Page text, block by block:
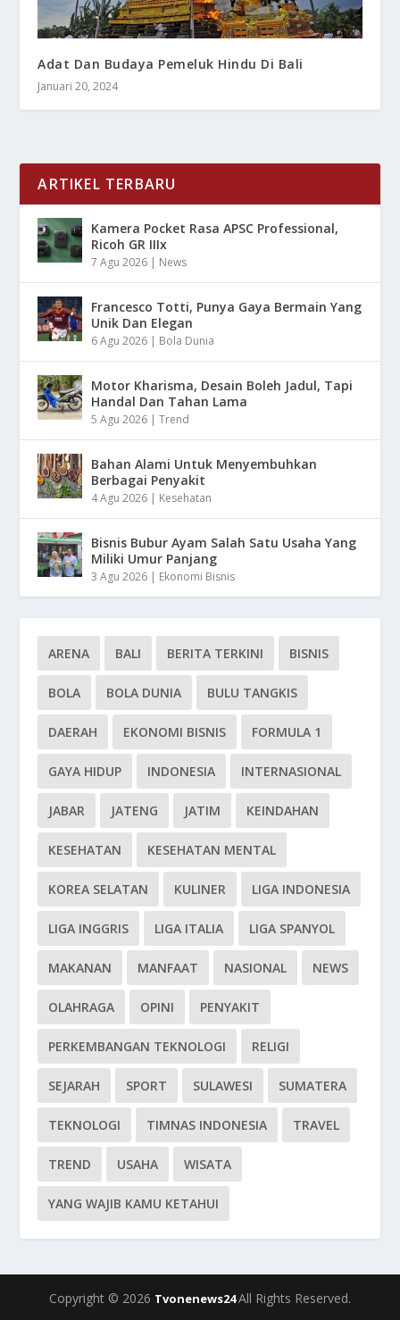
Adat Dan Budaya Pemeluk Hindu Di Bali
Januari 20, 2024
ARTIKEL TERBARU
Kamera Pocket Rasa APSC Professional,
Ricoh GR IIIx
7 Agu 2026 | News
Francesco Totti, Punya Gaya Bermain Yang
Unik Dan Elegan
6 Agu 2026 | Bola Dunia
Motor Kharisma, Desain Boleh Jadul, Tapi
Handal Dan Tahan Lama
5 Agu 2026 |Trend
Bahan Alami Untuk Menyembuhkan
Berbagai Penyakit
4 Agu 2026 | Kesehatan
Bisnis Bubur Ayam Salah Satu Usaha Yang
Miliki Umur Panjang
3 Agu 2026 | Ekonomi Bisnis
ARENA BALI BERITA TERKINI BISNIS
BOLA BOLA DUNIA BULU TANGKIS
DAERAH EKONOMI BISNIS FORMULA 1
GAYA HIDUP INDONESIA INTERNASIONAL
JABAR JATENG JATIM KEINDAHAN
KESEHATAN KESEHATAN MENTAL
KOREA SELATAN KULINER LIGA INDONESIA
LIGA INGGRIS LIGA ITALIA LIGA SPANYOL
MAKANAN MANFAAT NASIONAL NEWS
OLAHRAGA OPINI PENYAKIT
PERKEMBANGAN TEKNOLOGI RELIGI
SEJARAH SPORT SULAWESI SUMATERA
TEKNOLOGI TIMNAS INDONESIA TRAVEL
TREND USAHA WISATA
YANG WAJIB KAMU KETAHUI
Copyright © 2026 Tvonenews24All Rights Reserved.